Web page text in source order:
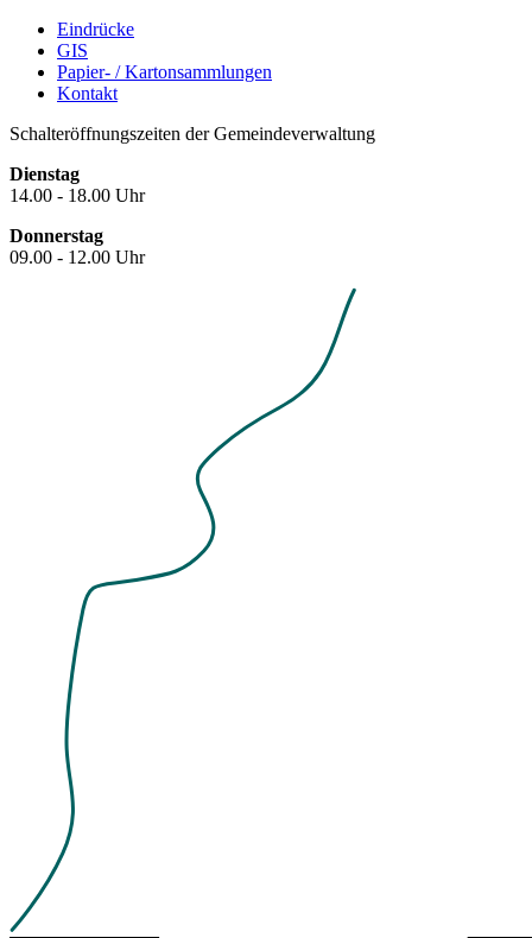
Eindrücke
GIS
Papier- / Kartonsammlungen
Kontakt
Schalteröffnungszeiten der Gemeindeverwaltung
Dienstag
14.00 - 18.00 Uhr
Donnerstag
09.00 - 12.00 Uhr